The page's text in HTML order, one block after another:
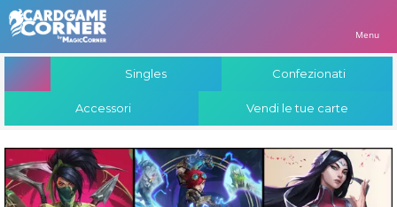
Menu
Singles Confezionati
Accessori Vendi le tue carte